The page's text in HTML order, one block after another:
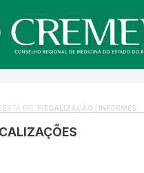
ESTÁ EM: FISCALIZAÇÃO / INFORMES